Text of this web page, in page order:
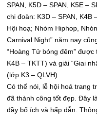
SPAN, K5D – SPAN, K5E –
chi đoàn: K3D – SPAN, K4B
Hội hoạ; Nhóm Hiphop,
Carnival Night” năm nay
“Hoàng Tử bóng đêm”
K4B – TKTT) và giải “Giai
(lớp K3 – QLVH).
Có thể nói, lễ hội hoá trang
đã thành công tốt đẹp. Đây
đầy bổ ích và hấp dẫn.